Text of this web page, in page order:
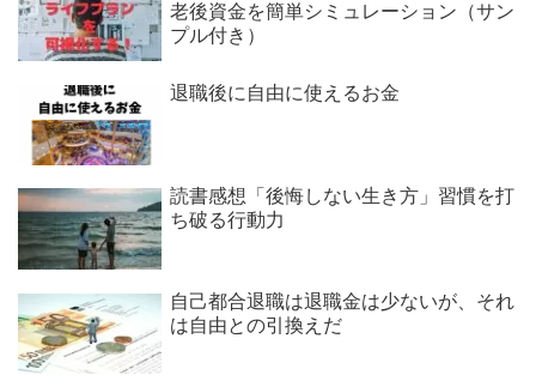
老後資金を簡単シミュレーション（サン
プル付き）
退職後に自由に使えるお金
読書感想「後悔しない生き方」習慣を打
ち破る行動力
自己都合退職は退職金は少ないが、それ
は自由との引換えだ